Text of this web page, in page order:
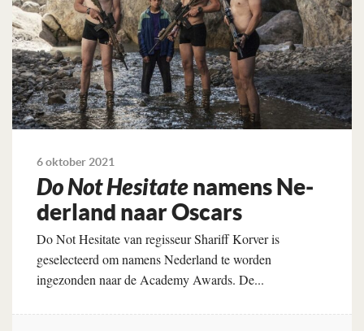
6 oktober 2021
Do Not Hesitatenamens Ne­
der­land naar Oscars
Do Not Hesitate van regisseur Shariff Korver is
geselecteerd om namens Nederland te worden
ingezonden naar de Academy Awards. De...